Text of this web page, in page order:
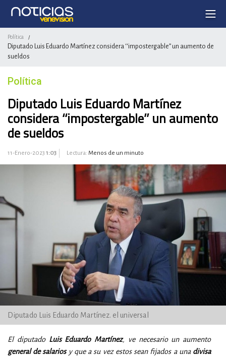
Política /
Diputado Luis Eduardo Martínez considera ‘‘impostergable’’ un aumento de
sueldos
Política
Diputado Luis Eduardo Martínez
considera ‘‘impostergable’’ un aumento
de sueldos
11-Enero-2023 1:03 Lectura: Menos de un minuto
Diputado Luis Eduardo Martínez. el universal
El diputado Luis Eduardo Martínez, ve necesario un aumento
general de salariosy que a su vez estos sean fijados a una divisa